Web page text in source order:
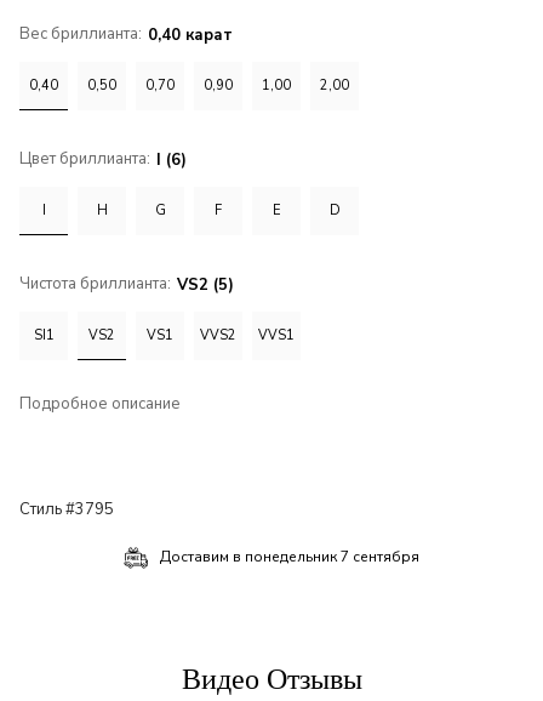
Стиль #3795
Вес бриллианта: 0,40 карат
0,40 0,50 0,70 0,90 1,00 2,00
Цвет бриллианта: I (6)
I H G F E D
Чистота бриллианта: VS2 (5)
SI1 VS2 VS1 VVS2 VVS1
Подробное описание
Доставим в понедельник 7 сентября
Видео Отзывы